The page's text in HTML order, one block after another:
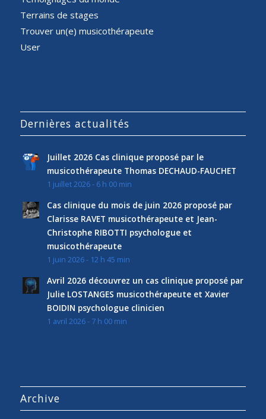
Terrains de stages
Trouver un(e) musicothérapeute
User
Dernières actualités
Juillet 2026 Cas clinique proposé par le
musicothérapeute Thomas DECHAUD-FAUCHET
1 juillet 2026 - 6 h 00 min
Cas clinique du mois de juin 2026 proposé par
Clarisse RAVET musicothérapeute et Jean-
Christophe RIBOTTI psychologue et
musicothérapeute
1 juin 2026 - 12 h 45 min
Avril 2026 découvrez un cas clinique proposé par
Julie LOSTANGES musicothérapeute et Xavier
BOIDIN psychologue clinicien
1 avril 2026 - 7 h 00 min
Archive